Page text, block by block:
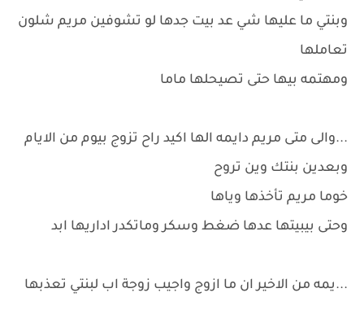
وبنتي ما عليها شي عد بيت جدها لو تشوفين مريم شلون
تعاملها
ومهتمه بيها حتى تصيحلها ماما
...والى متى مريم دايمه الها اكيد راح تزوج بيوم من الايام
وبعدين بنتك وين تروح
خوما مريم تأخذها وياها
وحتى بيبيتها عدها ضغط وسكر وماتكدر اداريها ابد
...يمه من الاخير ان ما ازوج واجيب زوجة اب لبنتي تعذبها